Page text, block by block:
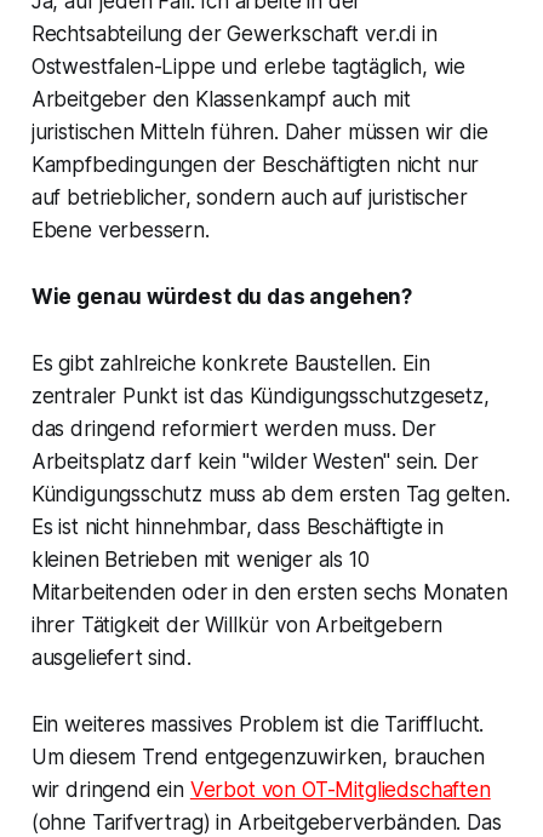
Rechtsabteilung der Gewerkschaft ver.di in
Ostwestfalen-Lippe und erlebe tagtäglich, wie
Arbeitgeber den Klassenkampf auch mit
juristischen Mitteln führen. Daher müssen wir die
Kampfbedingungen der Beschäftigten nicht nur
auf betrieblicher, sondern auch auf juristischer
Ebene verbessern.
Wie genau würdest du das angehen?
Es gibt zahlreiche konkrete Baustellen. Ein
zentraler Punkt ist das Kündigungsschutzgesetz,
das dringend reformiert werden muss. Der
Arbeitsplatz darf kein "wilder Westen" sein. Der
Kündigungsschutz muss ab dem ersten Tag gelten.
Es ist nicht hinnehmbar, dass Beschäftigte in
kleinen Betrieben mit weniger als 10
Mitarbeitenden oder in den ersten sechs Monaten
ihrer Tätigkeit der Willkür von Arbeitgebern
ausgeliefert sind.
Ein weiteres massives Problem ist die Tarifflucht.
Um diesem Trend entgegenzuwirken, brauchen
wir dringend ein Verbot von OT-Mitgliedschaften
(ohne Tarifvertrag) in Arbeitgeberverbänden. Das